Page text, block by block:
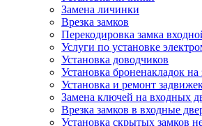
Замена личинки
Врезка замков
Перекодировка замка
Услуги по установке
Установка доводчиков
Установка броненакладок
Установка и ремонт
Замена ключей на входных
Врезка замков в входные
Установка скрытых замков